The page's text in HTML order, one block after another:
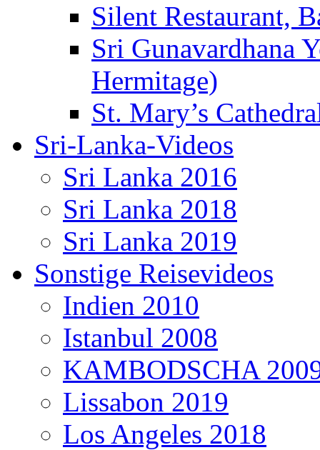
Silent Restaurant,
Sri Gunavardhana
Hermitage)
St. Mary’s
Sri-Lanka-Videos
Sri Lanka 2016
Sri Lanka 2018
Sri Lanka 2019
Sonstige Reisevideos
Indien 2010
Istanbul 2008
KAMBODSCHA
Lissabon 2019
Los Angeles 2018